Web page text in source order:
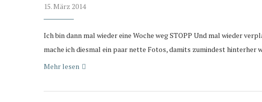
15. März 2014
Ich bin dann mal wieder eine Woche weg STOPP Und mal wieder
mache ich diesmal ein paar nette Fotos, damits zumindest hinterher
Mehr lesen